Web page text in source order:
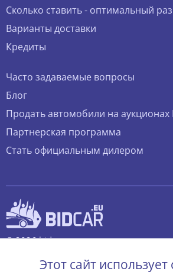
Сколько ставить - оптимальный
Варианты доставки
Кредиты
Часто задаваемые вопросы
Блог
Продать автомобили на аукционах
Партнерская программа
Стать официальным дилером
© 2026 bidcar.eu
Этот сайт